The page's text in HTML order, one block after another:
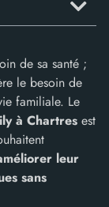
de sa santé ;
le besoin de
familiale. Le
à Chartres est
leur
sans